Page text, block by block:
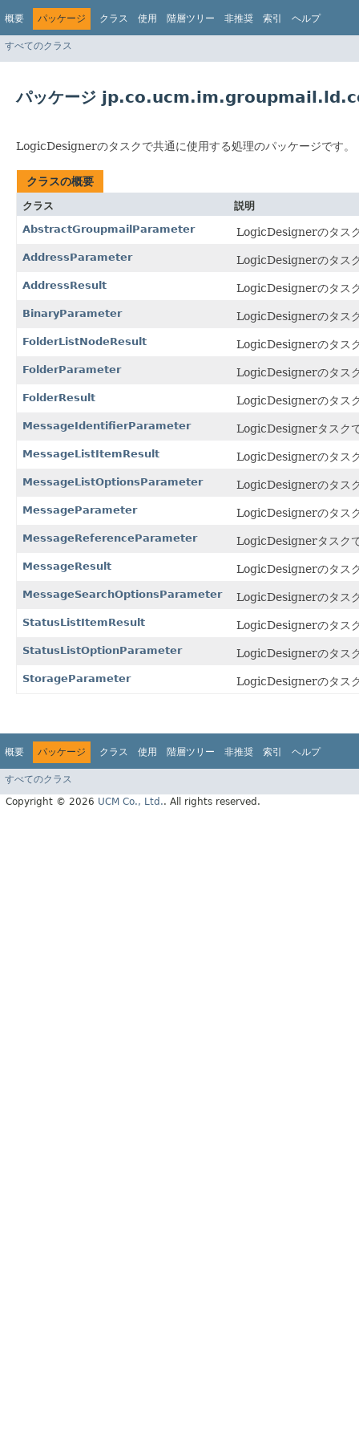
概要 パッケージ クラス 使用 階層ツリー 非推奨 索引 ヘルプ
すべてのクラス
パッケージ
LogicDesignerのタスクで共通に使用する処理のパッケージです。
クラスの概要
クラス
説明
AbstractGroupmailParameter
LogicDesignerのタス
AddressParameter LogicDesignerのタス
AddressResult LogicDesignerのタス
BinaryParameter LogicDesignerのタス
FolderListNodeResult LogicDesignerのタス
FolderParameter LogicDesignerのタス
FolderResult LogicDesignerのタス
MessageIdentifierParameter LogicDesignerタスク
MessageListItemResult LogicDesignerのタス
MessageListOptionsParameter LogicDesignerのタス
MessageParameter LogicDesignerのタス
MessageReferenceParameter LogicDesignerタスク
MessageResult LogicDesignerのタス
MessageSearchOptionsParameter LogicDesignerのタス
StatusListItemResult LogicDesignerのタス
StatusListOptionParameter LogicDesignerのタス
StorageParameter LogicDesignerのタス
概要 パッケージ クラス 使用 階層ツリー 非推奨 索引 ヘルプ
すべてのクラス
Copyright © 2026 UCM Co., Ltd.. All rights reserved.